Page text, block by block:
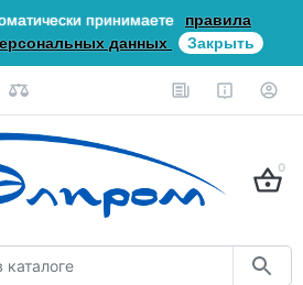
принимаете
правила
данных
Закрыть
0